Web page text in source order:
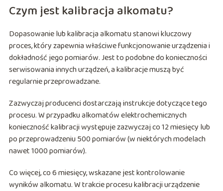
Czym jest kalibracja alkomatu?
Dopasowanie lub kalibracja alkomatu stanowi kluczowy
proces, który zapewnia właściwe funkcjonowanie urządzenia i
dokładność jego pomiarów. Jest to podobne do konieczności
serwisowania innych urządzeń, a kalibracje muszą być
regularnie przeprowadzane.
Zazwyczaj producenci dostarczają instrukcje dotyczące tego
procesu. W przypadku alkomatów elektrochemicznych
konieczność kalibracji występuje zazwyczaj co 12 miesięcy lub
po przeprowadzeniu 500 pomiarów (w niektórych modelach
nawet 1000 pomiarów).
Co więcej, co 6 miesięcy, wskazane jest kontrolowanie
wyników alkomatu. W trakcie procesu kalibracji urządzenie